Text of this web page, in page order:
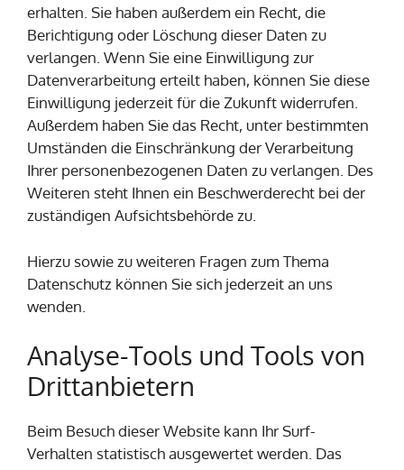
erhalten. Sie haben außerdem ein Recht, die
Berichtigung oder Löschung dieser Daten zu
verlangen. Wenn Sie eine Einwilligung zur
Datenverarbeitung erteilt haben, können Sie diese
Einwilligung jederzeit für die Zukunft widerrufen.
Außerdem haben Sie das Recht, unter bestimmten
Umständen die Einschränkung der Verarbeitung
Ihrer personenbezogenen Daten zu verlangen. Des
Weiteren steht Ihnen ein Beschwerderecht bei der
zuständigen Aufsichtsbehörde zu.
Hierzu sowie zu weiteren Fragen zum Thema
Datenschutz können Sie sich jederzeit an uns
wenden.
Analyse-Tools und Tools von
Dritt­anbietern
Beim Besuch dieser Website kann Ihr Surf-
Verhalten statistisch ausgewertet werden. Das